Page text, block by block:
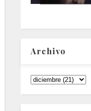
Archivo